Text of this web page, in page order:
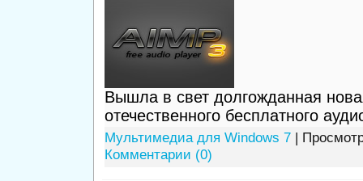
Вышла в свет долгожданная
отечественного бесплатного
Мультимедиа для Windows 7|
Комментарии (0)